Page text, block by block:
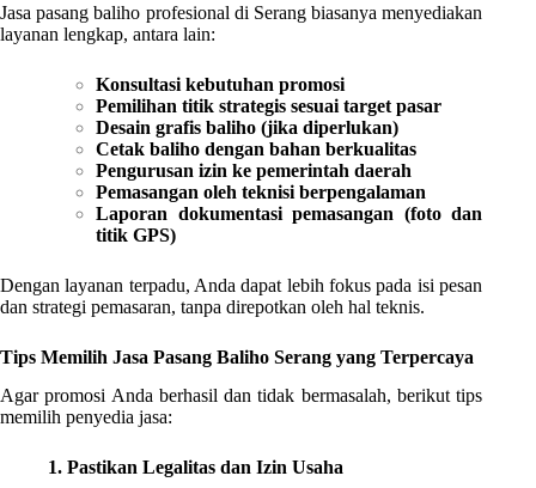
Jasa pasang baliho profesional di Serang biasanya menyediakan
layanan lengkap, antara lain:
Konsultasi kebutuhan promosi
Pemilihan titik strategis sesuai target pasar
Desain grafis baliho (jika diperlukan)
Cetak baliho dengan bahan berkualitas
Pengurusan izin ke pemerintah daerah
Pemasangan oleh teknisi berpengalaman
Laporan dokumentasi pemasangan (foto dan
titik GPS)
Dengan layanan terpadu, Anda dapat lebih fokus pada isi pesan
dan strategi pemasaran, tanpa direpotkan oleh hal teknis.
Tips Memilih Jasa Pasang Baliho Serang yang Terpercaya
Agar promosi Anda berhasil dan tidak bermasalah, berikut tips
memilih penyedia jasa:
1. Pastikan Legalitas dan Izin Usaha